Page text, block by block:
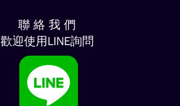
聯 絡 我 們
歡迎使用LINE詢問